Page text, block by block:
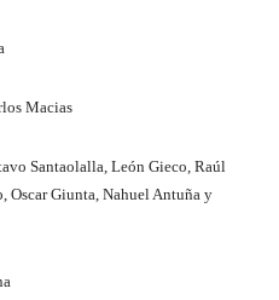
Macias
Santaolalla, León Gieco, Raúl
Giunta, Nahuel Antuña y